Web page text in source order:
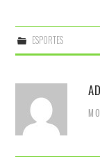
ESPORTES